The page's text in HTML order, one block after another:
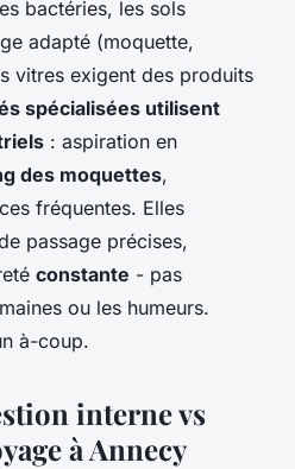
bactéries, les sols
adapté (moquette,
vitres exigent des produits
spécialisées utilisent
: aspiration en
des moquettes,
fréquentes. Elles
passage précises,
constante - pas
ou les humeurs.
à-coup.
interne vs
à Annecy